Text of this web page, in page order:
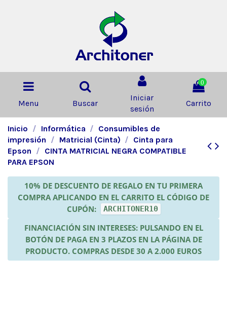
Menu Buscar
Iniciar
sesión
0
Carrito
Inicio Informática
Consumibles de
impresión
Matricial (Cinta)
Cinta para
Epson
CINTA MATRICIAL NEGRA COMPATIBLE
PARA EPSON
10% DE DESCUENTO DE REGALO EN TU PRIMERA
COMPRA APLICANDO EN EL CARRITO EL CÓDIGO DE
CUPÓN:
ARCHITONER10
FINANCIACIÓN SIN INTERESES: PULSANDO EN EL
BOTÓN DE PAGA EN 3 PLAZOS EN LA PÁGINA DE
PRODUCTO. COMPRAS DESDE 30 A 2.000 EUROS